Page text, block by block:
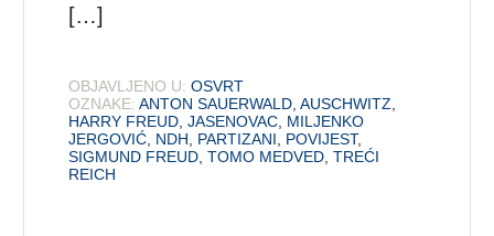
[…]
OBJAVLJENO U: OSVRT
OZNAKE: ANTON SAUERWALD ,AUSCHWITZ
HARRY FREUD ,JASENOVAC MILJENKO
JERGOVIĆ NDH PARTIZANI POVIJEST,
SIGMUND FREUD ,TOMO MEDVED ,TREĆI
REICH